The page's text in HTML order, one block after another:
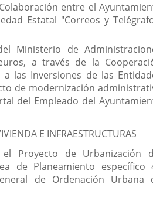
entre el
Estatal "Correos y
Ministerio de
a través de la
a las Inversiones de las
de modernización
del Empleado del
E INFRAESTRUCTURAS
Proyecto de Urbanización
de Planeamiento específico
de Ordenación Urbana